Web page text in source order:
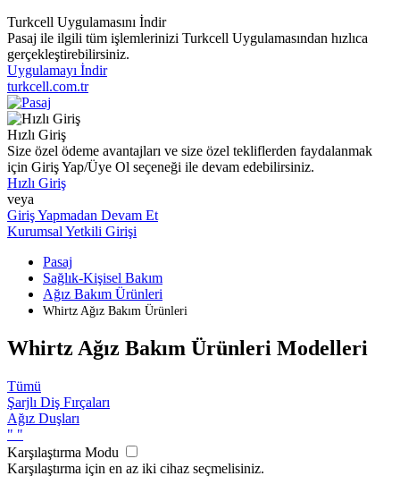
Turkcell Uygulamasını İndir
Pasaj ile ilgili tüm işlemlerinizi Turkcell Uygulamasından hızlıca
gerçekleştirebilirsiniz.
Uygulamayı İndir
turkcell.com.tr
Hızlı Giriş
Size özel ödeme avantajları ve size özel tekliflerden faydalanmak
için Giriş Yap/Üye Ol seçeneği ile devam edebilirsiniz.
Hızlı Giriş
veya
Giriş Yapmadan Devam Et
Kurumsal Yetkili Girişi
Pasaj
Sağlık-Kişisel Bakım
Ağız Bakım Ürünleri
Whirtz Ağız Bakım Ürünleri
Whirtz Ağız Bakım Ürünleri Modelleri
Tümü
Şarjlı Diş Fırçaları
Ağız Duşları
" "
Karşılaştırma Modu
Karşılaştırma için en az iki cihaz seçmelisiniz.